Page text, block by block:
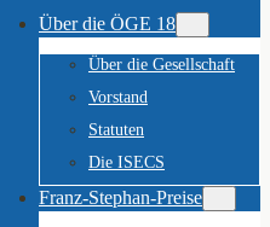
Über die ÖGE 18
Über die Gesellschaft
Vorstand
Statuten
Die ISECS
Franz-Stephan-Preise